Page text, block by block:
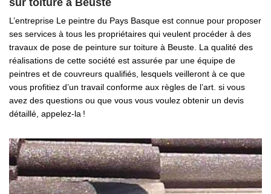
sur toiture à Beuste
L’entreprise Le peintre du Pays Basque est connue pour proposer
ses services à tous les propriétaires qui veulent procéder à des
travaux de pose de peinture sur toiture à Beuste. La qualité des
réalisations de cette société est assurée par une équipe de
peintres et de couvreurs qualifiés, lesquels veilleront à ce que
vous profitiez d’un travail conforme aux règles de l’art. si vous
avez des questions ou que vous vous voulez obtenir un devis
détaillé, appelez-la !